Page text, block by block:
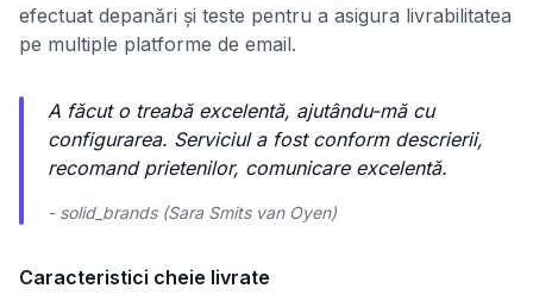
efectuat depanări și teste pentru a asigura livrabilitatea
pe multiple platforme de email.
A făcut o treabă excelentă, ajutându-mă cu
configurarea. Serviciul a fost conform descrierii,
recomand prietenilor, comunicare excelentă.
- solid_brands (Sara Smits van Oyen)
Caracteristici cheie livrate